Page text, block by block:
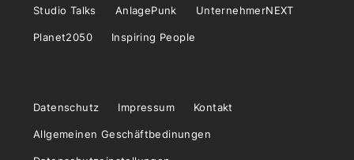
Studio Talks AnlagePunk UnternehmerNEXT
Planet2050 Inspiring People
Datenschutz Impressum Kontakt
Allgemeinen Geschäftbedinungen